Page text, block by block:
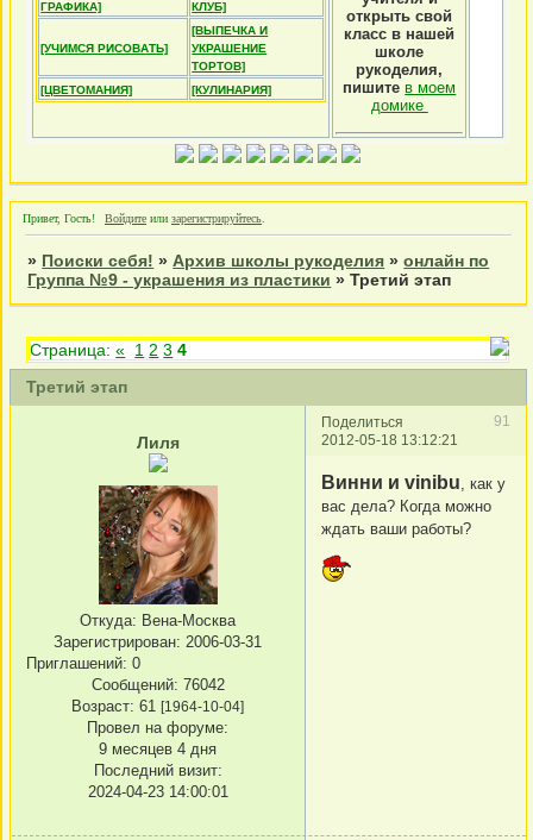
ГРАФИКА]
КЛУБ]
[УЧИМСЯ РИСОВАТЬ]
[ВЫПЕЧКА И
УКРАШЕНИЕ
ТОРТОВ]
[ЦВЕТОМАНИЯ]
[КУЛИНАРИЯ]
открыть свой
класс в нашей
школе
рукоделия,
пишите в моем
домике
Привет, Гость! Войдите или зарегистрируйтесь
» Поиски себя! »Архив школы рукоделия »онлайн по
Группа №9 - украшения из пластики »Третий этап
Третий этап
Страница:« 1 2 3 4
Поделиться
91
2012-05-18 13:12:21
Лиля
Откуда: Вена-Москва
Зарегистрирован: 2006-03-31
Приглашений: 0
Сообщений: 76042
Возраст: 61 [1964-10-04]
Провел на форуме:
9 месяцев 4 дня
Последний визит:
2024-04-23 14:00:01
Винни и vinibu , как у
вас дела? Когда можно
ждать ваши работы?